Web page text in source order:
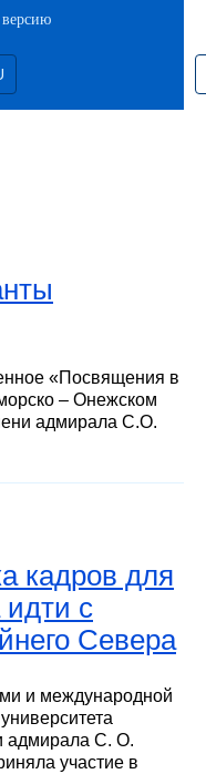
«Посвящения в
– Онежском
адмирала С.О.
кадров для
с
Севера
и международной
адмирала С. О.
участие в